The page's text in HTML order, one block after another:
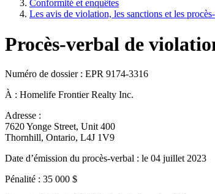
Conformité et enquêtes
Les avis de violation, les sanctions et les
Procès-verbal de
Numéro de dossier : EPR 9174-3316
À : Homelife Frontier Realty Inc.
Adresse :
7620 Yonge Street, Unit 400
Thornhill, Ontario, L4J 1V9
Date d’émission du procès-verbal : le 04 juillet 2023
Pénalité : 35 000 $